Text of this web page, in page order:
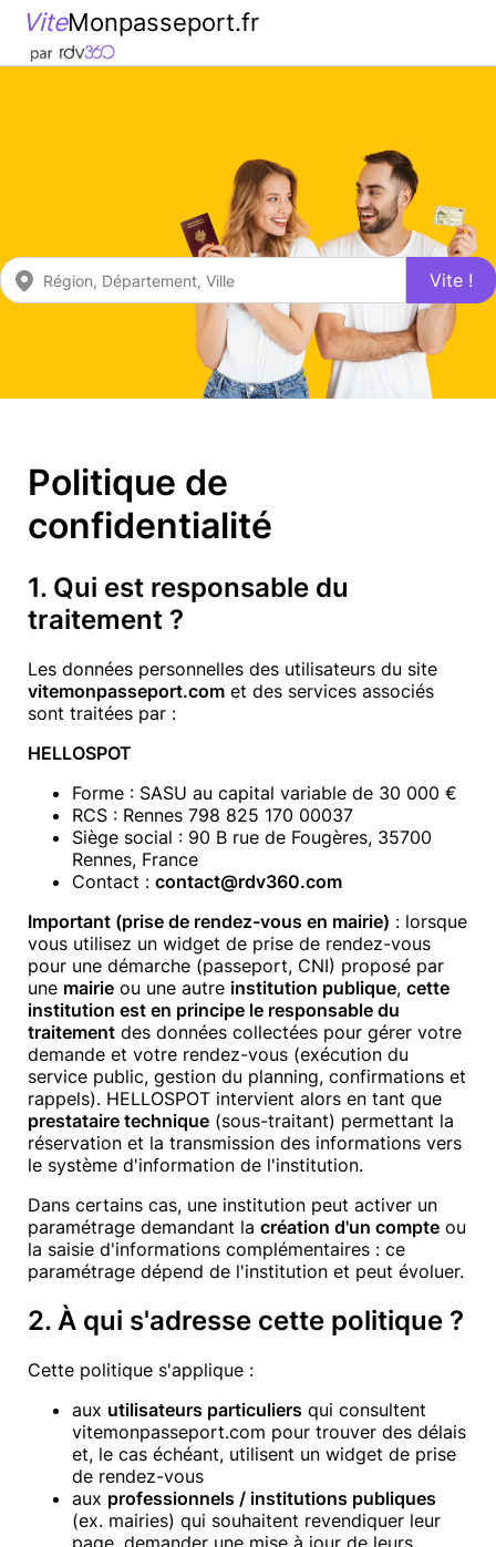
ViteMonpasseport.fr
Vite !
Politique de
confidentialité
1. Qui est responsable du
traitement ?
Les données personnelles des utilisateurs du site
vitemonpasseport.com et des services associés
sont traitées par :
HELLOSPOT
Forme : SASU au capital variable de 30 000 €
RCS : Rennes 798 825 170 00037
Siège social : 90 B rue de Fougères, 35700
Rennes, France
Contact : contact@rdv360.com
Important (prise de rendez-vous en mairie) : lorsque
vous utilisez un widget de prise de rendez-vous
pour une démarche (passeport, CNI) proposé par
une mairie ou une autre institution publique, cette
institution est en principe le responsable du
traitement des données collectées pour gérer votre
demande et votre rendez-vous (exécution du
service public, gestion du planning, confirmations et
rappels). HELLOSPOT intervient alors en tant que
prestataire technique (sous-traitant) permettant la
réservation et la transmission des informations vers
le système d'information de l'institution.
Dans certains cas, une institution peut activer un
paramétrage demandant la création d'un compte ou
la saisie d'informations complémentaires : ce
paramétrage dépend de l'institution et peut évoluer.
2. À qui s'adresse cette politique ?
Cette politique s'applique :
aux utilisateurs particuliers qui consultent
vitemonpasseport.com pour trouver des délais
et, le cas échéant, utilisent un widget de prise
de rendez-vous
aux professionnels / institutions publiques
(ex. mairies) qui souhaitent revendiquer leur
page, demander une mise à jour de leurs